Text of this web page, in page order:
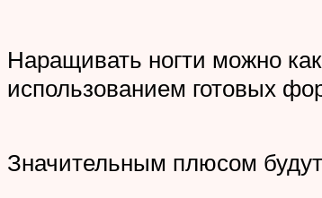
Наращивать ногти можно
использованием готовых
Значительным плюсом будут